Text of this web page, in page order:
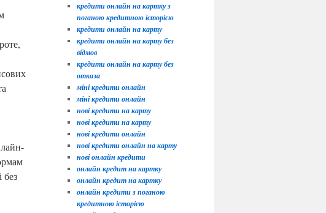
без
кредити онлайн на картку з
поганою кредитною історією
кредити онлайн на карту
кредити онлайн на карту без
відмов
кредити онлайн на карту без
отказа
міні кредити онлайн
міні кредити онлайн
нові кредити на карту
нові кредити на карту
нові кредити онлайн
нові кредити онлайн на карту
нові онлайн кредити
онлайн кредит на картку
онлайн кредит на картку
онлайн кредити з поганою
кредитною історією